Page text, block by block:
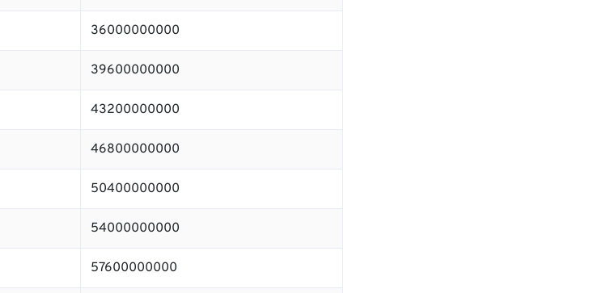
36000000000
39600000000
43200000000
46800000000
50400000000
54000000000
57600000000